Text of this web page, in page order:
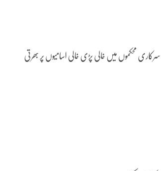
سرکاری محکموں میں خالی پڑی خالی اسامیوں پر بھرتی